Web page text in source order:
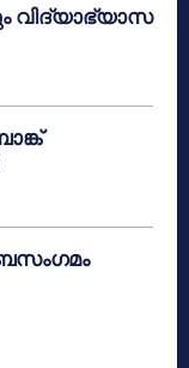
വിദ്യാഭ്യാസ